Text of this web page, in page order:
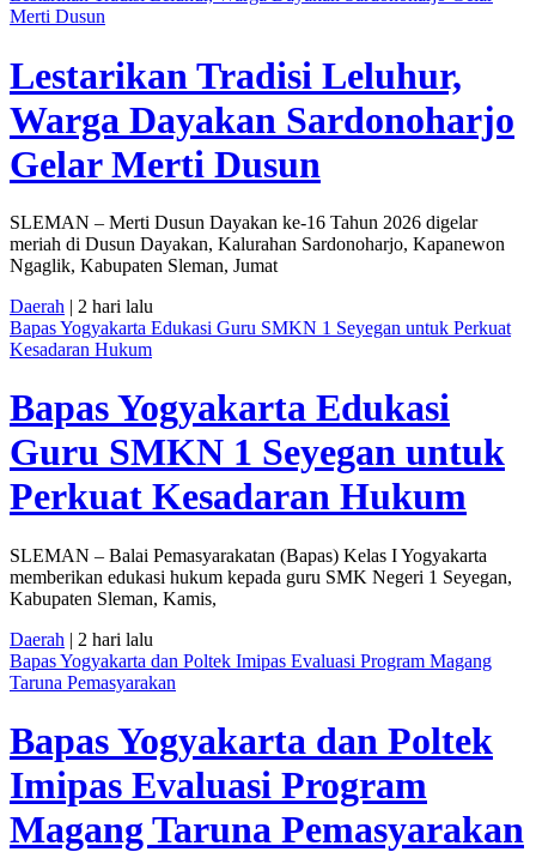
Merti Dusun
Lestarikan Tradisi Leluhur,
Warga Dayakan Sardonoharjo
Gelar Merti Dusun
SLEMAN – Merti Dusun Dayakan ke-16 Tahun 2026 digelar
meriah di Dusun Dayakan, Kalurahan Sardonoharjo, Kapanewon
Ngaglik, Kabupaten Sleman, Jumat
Daerah | 2 hari lalu
Bapas Yogyakarta Edukasi Guru SMKN 1 Seyegan untuk Perkuat
Kesadaran Hukum
Bapas Yogyakarta Edukasi
Guru SMKN 1 Seyegan untuk
Perkuat Kesadaran Hukum
SLEMAN – Balai Pemasyarakatan (Bapas) Kelas I Yogyakarta
memberikan edukasi hukum kepada guru SMK Negeri 1 Seyegan,
Kabupaten Sleman, Kamis,
Daerah | 2 hari lalu
Bapas Yogyakarta dan Poltek Imipas Evaluasi Program Magang
Taruna Pemasyarakan
Bapas Yogyakarta dan Poltek
Imipas Evaluasi Program
Magang Taruna Pemasyarakan